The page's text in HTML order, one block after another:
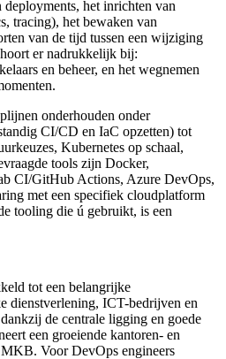
deployments, het inrichten van
tracing), het bewaken van
van de tijd tussen een wijziging
er nadrukkelijk bij:
en beheer, en het wegnemen
onderhouden onder
CI/CD en IaC opzetten) tot
Kubernetes op schaal,
tools zijn Docker,
CI/GitHub Actions, Azure DevOps,
met een specifiek cloudplatform
tooling die ú gebruikt, is een
tot een belangrijke
dienstverlening, ICT-bedrijven en
de centrale ligging en goede
een groeiende kantoren- en
MKB. Voor DevOps engineers